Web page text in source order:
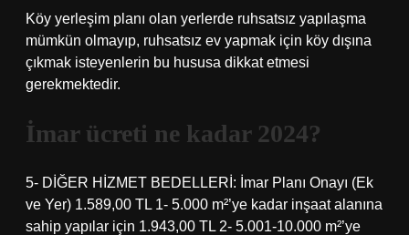
Köy yerleşim planı olan yerlerde ruhsatsız yapılaşma
mümkün olmayıp, ruhsatsız ev yapmak için köy dışına
çıkmak isteyenlerin bu hususa dikkat etmesi
gerekmektedir.
İmar ücreti ne kadar 2024?
5- DİĞER HİZMET BEDELLERİ: İmar Planı Onayı (Ek
ve Yer) 1.589,00 TL 1- 5.000 m²’ye kadar inşaat alanına
sahip yapılar için 1.943,00 TL 2- 5.001-10.000 m²’ye